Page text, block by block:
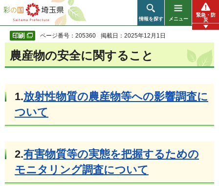
彩の国 埼玉県
情報を探す メニュー
緊急・防
災
ページ番号：205360 掲載日：2025年12月1日
農産物の安全に関すること
1.放射性物質の農産物等への影響調査に
ついて
2.有害物質等の実態を把握するための
モニタリング調査について